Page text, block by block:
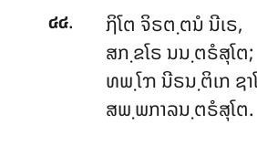
໔໔.
ຐິໂຕ ຈິຣຕ຺ຕນໍ ນີເຣ,
ສກ຺ຂໂຣ ນນ຺ຕຣໍສຸໂຕ;
ທພ຺ໂຠ ນີຣນ຺ຕິເກ ຊາ
ສພ຺ພກາລນ຺ຕຣໍສຸໂຕ.